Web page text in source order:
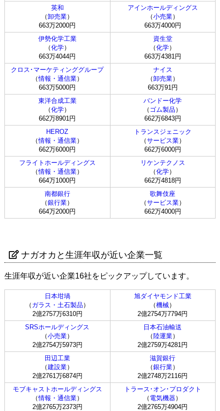
英和
（卸売業）
663万2000円
アインホールディングス
（小売業）
663万4000円
伊勢化学工業
（化学）
663万4044円
資生堂
（化学）
663万4381円
クロス･マーケティンググループ
（情報・通信業）
663万5000円
ナイス
（卸売業）
663万91円
東洋合成工業
（化学）
662万8901円
バンドー化学
（ ゴム製品 ）
662万6843円
HEROZ
（情報・通信業）
662万6000円
トランスジェニック
（サービス業）
662万6000円
フライトホールディングス
（情報・通信業）
664万1000円
リケンテクノス
（化学）
662万4818円
南都銀行
（銀行業）
664万2000円
歌舞伎座
（サービス業）
662万4000円
ナガオカと生涯年収が近い企業一覧
生涯年収が近い企業16社をピックアップしています。
日本坩堝
（ ガラス・土石製品 ）
2億2757万6310円
旭ダイヤモンド工業
（機械）
2億2754万7794円
SRSホールディングス
（小売業）
2億2754万5973円
日本石油輸送
（ 陸運業）
2億2759万4281円
田辺工業
（建設業）
2億2761万6874円
滋賀銀行
（銀行業）
2億2748万2116円
モブキャストホールディングス
（情報・通信業）
2億2765万2373円
トラース･オン･プロダクト
（ 電気機器）
2億2765万4904円